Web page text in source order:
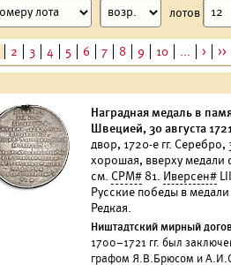
лотов
2 3 4 5 6 7 8 9 10 ... > >>
Наградная медаль в
Швецией, 30 августа
двор, 1720-е гг.
хорошая, вверху медали
см. СРМ# 81. Иверсен#
Русские победы в
Редкая.
Ништадтский мирный
1700–1721 гг. был
графом Я.В.Брюсом и